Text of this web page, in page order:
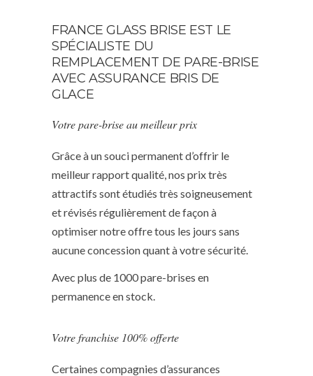
FRANCE GLASS BRISE EST LE
SPÉCIALISTE DU
REMPLACEMENT DE PARE-BRISE
AVEC ASSURANCE BRIS DE
GLACE
Votre pare-brise au meilleur prix
Grâce à un souci permanent d’offrir le
meilleur rapport qualité, nos prix très
attractifs sont étudiés très soigneusement
et révisés régulièrement de façon à
optimiser notre offre tous les jours sans
aucune concession quant à votre sécurité.
Avec plus de 1000 pare-brises en
permanence en stock.
Votre franchise 100% offerte
Certaines compagnies d’assurances